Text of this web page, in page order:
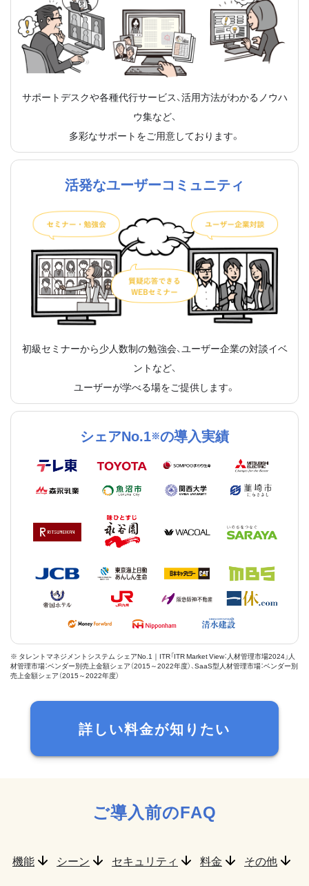
サポートデスクや各種代行サービス、活用方法がわかるノウハ
ウ集など、
多彩なサポートをご用意しております。
活発なユーザーコミュニティ
初級セミナーから少人数制の勉強会、ユーザー企業の対談イベ
ントなど、
ユーザーが学べる場をご提供します。
シェアNo.1※の導入実績
※ タレントマネジメントシステム シェアNo.1｜ITR「ITR Market View：人材管理市場2024」人
材管理市場：ベンダー別売上金額シェア（2015～2022年度）、SaaS型人材管理市場：ベンダー別
売上金額シェア（2015～2022年度）
詳しい料金が知りたい
ご導入前のFAQ
機能 シーン セキュリティ 料金 その他